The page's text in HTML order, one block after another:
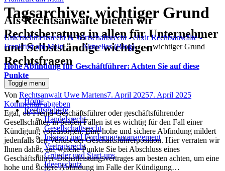
Als Rechtsanwälte bieten wir
Rechtsberatung in allen für Unternehmer
und Selbstständige wichtigen
Rechtsfragen
Toggle menu
Home
Rechtsgebiete
Handelsrecht
Gesellschaftsrecht
Inkasso und Forderungsmanagement
Vertragsrecht
Gründer und Start-ups
Ideenschutz
Tagsarchive:wichtiger Grund
Unternehmensrecht & Wirtschaftsrecht - elixir Rechtsanwälte -
Frankfurt am Main →Aktuelles (Blog)→wichtiger Grund
Hohe Abfindung für Geschäftführer: Achten Sie auf diese
Punkte
Author
Von Rechtsanwalt Uwe MartensPosted
7. April 20257. April 2025
Kommentar abgeben
Egal, ob Fremd-Geschäftsführer oder geschäftsführender
Gesellschafter, in beiden Fällen ist es wichtig für den Fall einer
Kündigung vorzusorgen. Eine hohe und sichere Abfindung mildert
jedenfalls den Verlust der Geschäftsführerposition. Hier verraten wir
Ihnen daher, auf welche Punkte Sie bei Abschluss eines
Geschäftsführer-Dienstleistungsvertrages am besten achten, um eine
hohe und sichere Abfindung im Falle der Kündigung…